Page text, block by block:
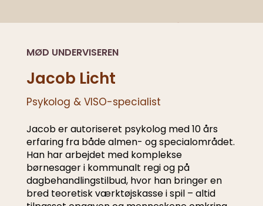
MØD UNDERVISEREN
Jacob Licht
Psykolog & VISO-specialist
Jacob er autoriseret psykolog med 10 års
erfaring fra både almen- og specialområdet.
Han har arbejdet med komplekse
børnesager i kommunalt regi og på
dagbehandlingstilbud, hvor han bringer en
bred teoretisk værktøjskasse i spil – altid